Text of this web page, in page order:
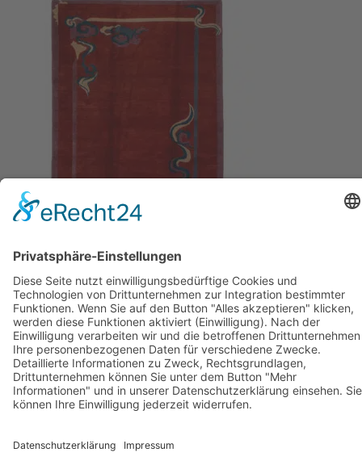
Sie sehen:Großteppich Nepali Tibet Rot ca. 210 x 290 cm
In den Warenkorb